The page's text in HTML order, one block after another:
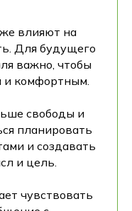
влияют на
Для будущего
важно, чтобы
и комфортным.
свободы и
планировать
и создавать
и цель.
чувствовать
чат-